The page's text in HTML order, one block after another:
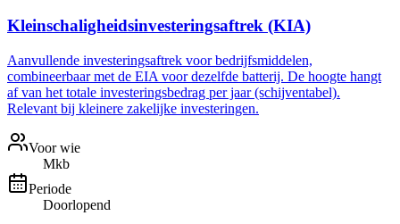
Kleinschaligheidsinvesteringsaftrek (KIA)
Aanvullende investeringsaftrek voor bedrijfsmiddelen,
combineerbaar met de EIA voor dezelfde batterij. De hoogte hangt
af van het totale investeringsbedrag per jaar (schijventabel).
Relevant bij kleinere zakelijke investeringen.
Voor wie
Mkb
Periode
Doorlopend